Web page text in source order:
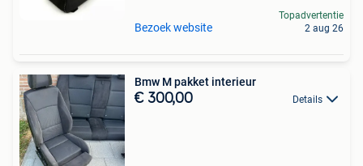
Bezoek website
Topadvertentie
2 aug 26
Bmw M pakket interieur
€ 300,00 Details